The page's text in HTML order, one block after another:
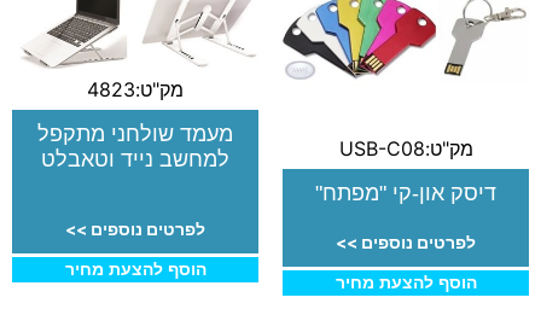
מק"ט:USB-C08
דיסק און-קי "מפתח"
לפרטים נוספים >>
הוסף להצעת מחיר
מק"ט:4823
מעמד שולחני מתקפל
למחשב נייד וטאבלט
לפרטים נוספים >>
הוסף להצעת מחיר